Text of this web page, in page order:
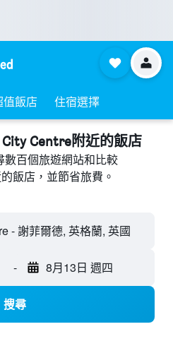
值飯店 住宿選擇
Centre附近​的飯店
百個旅遊網站和比較
飯店，並節省旅費。
- 謝菲爾德, 英格蘭, 英國
- 8月13日 週四
搜尋